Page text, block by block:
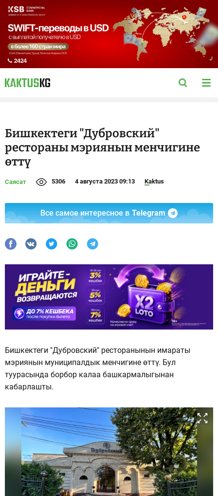
Бишкектеги "Дубровский"
рестораны мэриянын менчигине
өттү
Саясат 5306 4 августа 2023 09:13 Kaktus
Все самое интересное в Telegram
Бишкектеги "Дубровский" ресторанынын имараты
мэриянын муниципалдык менчигине өттү. Бул
туурасында борбор калаа башкармалыгынан
кабарлашты.